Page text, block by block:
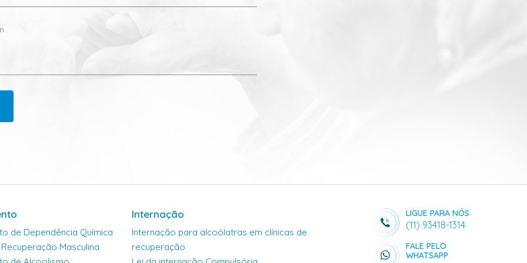
de Dependência Química
Masculina
Internação
Internação para alcoólatras em clínicas de
recuperação
LIGUE PARA NÓS
(11) 93418-1314
FALE PELO
WHATSAPP